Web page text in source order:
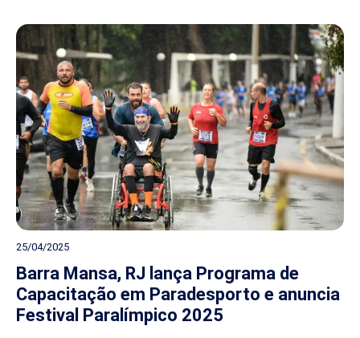
25/04/2025
Barra Mansa, RJ lança Programa de
Capacitação em Paradesporto e anuncia
Festival Paralímpico 2025